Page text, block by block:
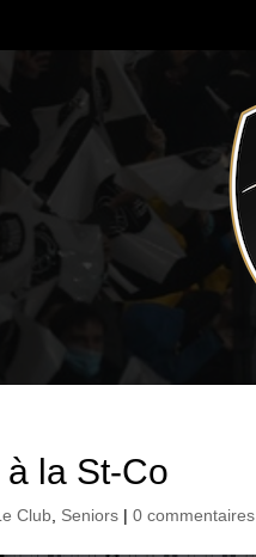
la St-Co
Club, Seniors |0 commentaires